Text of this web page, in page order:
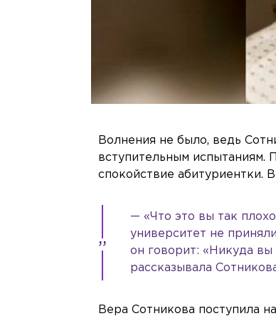
Волнения не было, ведь
вступительным испытаниям.
спокойствие абитуриентки.
— «Что это вы так
университет не
он говорит: «Никуда
рассказывала
Вера Сотникова поступила